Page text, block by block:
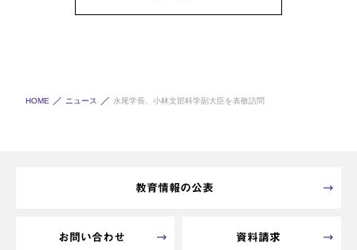
HOME ニュース 永尾学長、小林文部科学副大臣を表敬訪問
教育情報の公表
お問い合わせ 資料請求